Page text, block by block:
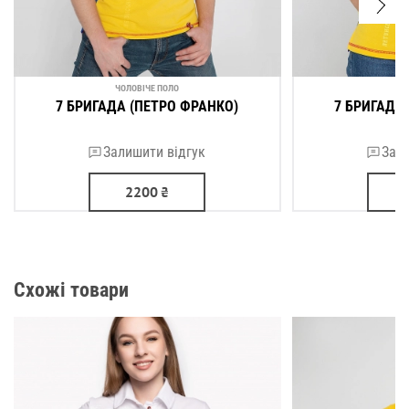
створення комфортної терморегуляції. Такі самі отвори
використовують у військовій формі.
жіночі поло можна переглянути в каталозі.
ЧОЛОВІЧЕ ПОЛО
7 БРИГАДА (ПЕТРО ФРАНКО)
Залишити відгук
2200₴
7
Схожі товари